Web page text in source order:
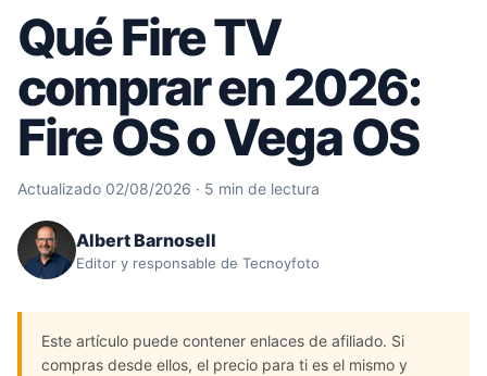
Qué Fire TV
comprar en 2026:
Fire OS o Vega OS
Actualizado 02/08/2026 · 5 min de lectura
Albert Barnosell
Editor y responsable de Tecnoyfoto
Este artículo puede contener enlaces de afiliado. Si
compras desde ellos, el precio para ti es el mismo y